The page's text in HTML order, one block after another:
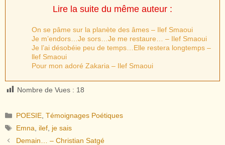
Lire la suite du même auteur :
On se pâme sur la planète des âmes – Ilef Smaoui
Je m’endors…Je sors…Je me restaure… – Ilef Smaoui
Je l’ai désobéie peu de temps…Elle restera longtemps –
llef Smaoui
Pour mon adoré Zakaria – Ilef Smaoui
Nombre de Vues : 18
Catégories
POESIE ,Témoignages Poétiques
Étiquettes
Emna ilef je sais
Demain… – Christian Satgé